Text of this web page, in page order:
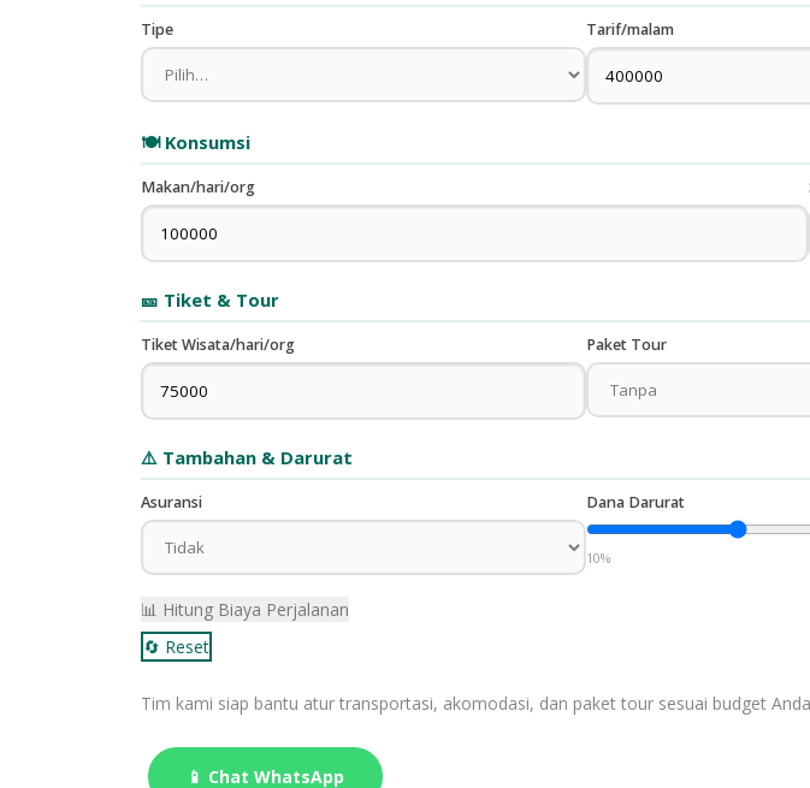
Tipe Tarif/malam
🍽️ Konsumsi
Makan/hari/org
🎫 Tiket & Tour
Tiket Wisata/hari/org Paket Tour
⚠️ Tambahan & Darurat
Asuransi Dana Darurat
10%
📊 Hitung Biaya Perjalanan
🔄 Reset
Tim kami siap bantu atur transportasi, akomodasi, dan paket tour sesuai budget
📱 Chat WhatsApp